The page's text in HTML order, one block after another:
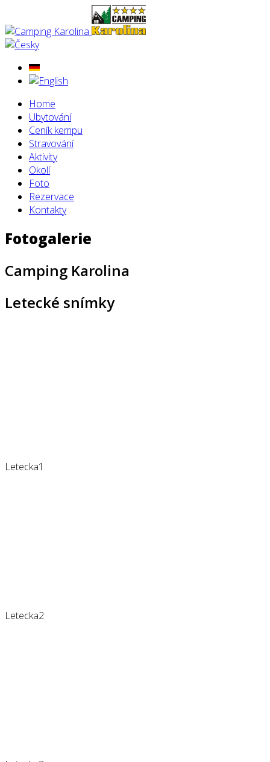
Home
Ubytování
Ceník kempu
Stravování
Aktivity
Okolí
Foto
Rezervace
Kontakty
Fotogalerie
Camping Karolina
Letecké snímky
Letecka1
Letecka2